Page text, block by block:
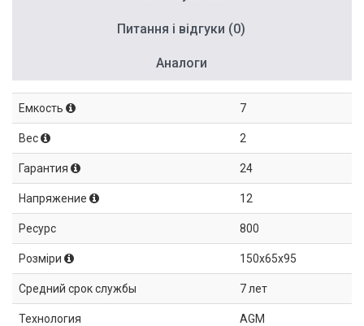
Питання і відгуки (0)
Аналоги
Емкость 7
Вес 2
Гарантия 24
Напряжение 12
Ресурс 800
Розміри 150x65x95
Средний срок службы 7 лет
Технология AGM